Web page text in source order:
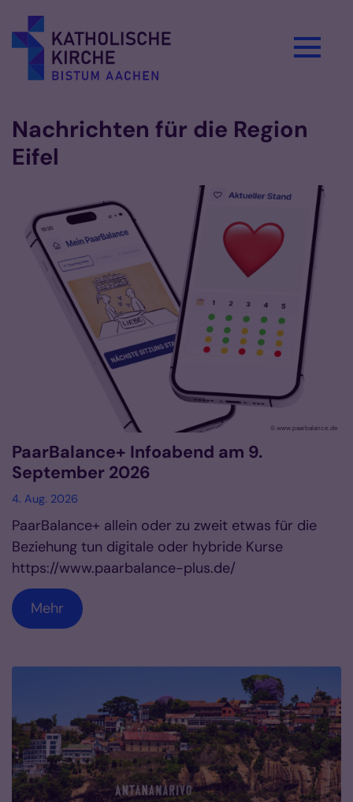
Nachrichten für die Region
Eifel
© www.paarbalance.de
PaarBalance+ Infoabend am 9.
September 2026
4. Aug. 2026
PaarBalance+ allein oder zu zweit etwas für die
Beziehung tun digitale oder hybride Kurse
https://www.paarbalance-plus.de/
Mehr